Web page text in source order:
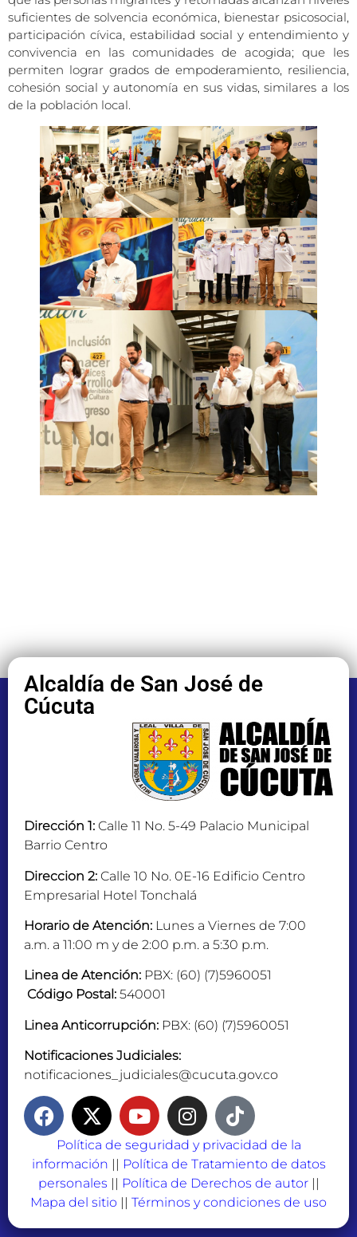
suficientes de solvencia económica, bienestar psicosocial,
participación cívica, estabilidad social y entendimiento y
convivencia en las comunidades de acogida; que les
permiten lograr grados de empoderamiento, resiliencia,
cohesión social y autonomía en sus vidas, similares a los
de la población local.
Alcaldía de San José de
Cúcuta
Dirección 1: Calle 11 No. 5-49 Palacio Municipal
Barrio Centro
Direccion 2: Calle 10 No. 0E-16 Edificio Centro
Empresarial Hotel Tonchalá
Horario de Atención: Lunes a Viernes de 7:00
a.m. a 11:00 m y de 2:00 p.m. a 5:30 p.m.
Linea de Atención: PBX: (60) (7)5960051
Código Postal: 540001
Linea Anticorrupción: PBX: (60) (7)5960051
Notificaciones Judiciales:
notificaciones_judiciales@cucuta.gov.co
Política de seguridad y privacidad de la
información
Política de Tratamiento de datos
personales
Política de Derechos de autor||
Mapa del sitio
Términos y condiciones de uso